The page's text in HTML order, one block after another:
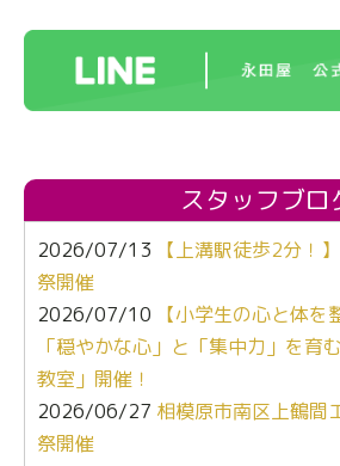
スタッフブロ
2026/07/13
【上溝駅徒歩2分！
祭開催
2026/07/10
【小学生の心と体
「穏やかな心」と「集中力」を育
教室」開催！
2026/06/27 相模原市南区上鶴間
祭開催